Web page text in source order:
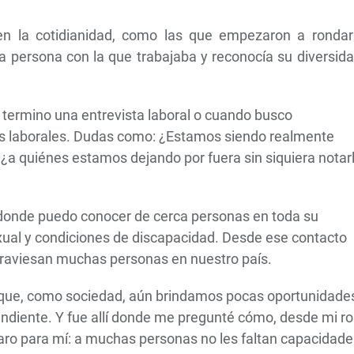
la cotidianidad, como las que empezaron a
persona con la que trabajaba y reconocía su
una entrevista laboral o cuando busco
Dudas como: ¿Estamos siendo realmente
quiénes estamos dejando por fuera sin siquiera
puedo conocer de cerca personas en toda su
y condiciones de discapacidad. Desde ese contacto
muchas personas en nuestro país.
como sociedad, aún brindamos pocas
Y fue allí donde me pregunté cómo, desde mi
para mí: a muchas personas no les faltan